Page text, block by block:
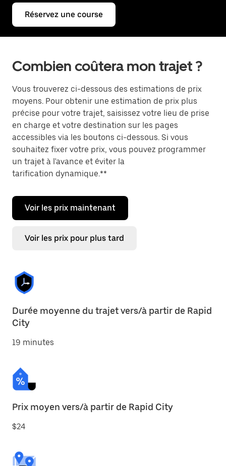
Réservez une course
Combien coûtera mon trajet ?
Vous trouverez ci-dessous des estimations de prix
moyens. Pour obtenir une estimation de prix plus
précise pour votre trajet, saisissez votre lieu de prise
en charge et votre destination sur les pages
accessibles via les boutons ci-dessous. Si vous
souhaitez fixer votre prix, vous pouvez programmer
un trajet à l'avance et éviter la
tarification dynamique.**
Voir les prix maintenant
Voir les prix pour plus tard
Durée moyenne du trajet vers/à partir de Rapid
City
19 minutes
Prix moyen vers/à partir de Rapid City
$24